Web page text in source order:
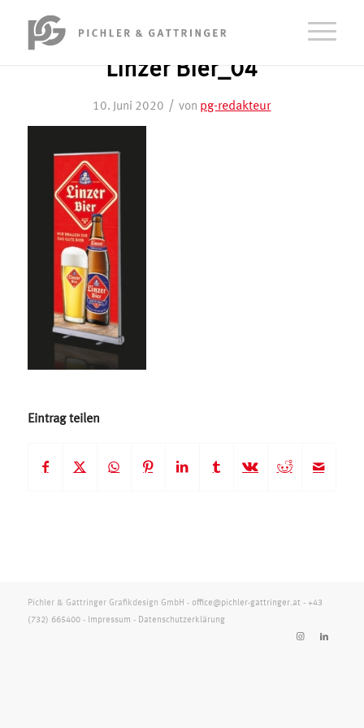
Linzer Bier_04
10. Juni 2020 / von pg-redakteur
Eintrag teilen
Pichler & Gattringer Grafikdesign GmbH - office@pichler-gattringer.at - +43
(732) 665400- Impressum - Datenschutzerklärung